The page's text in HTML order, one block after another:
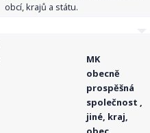
obcí, krajů a státu.
MK
obecně
prospěšná
společnost ,
jiné, kraj,